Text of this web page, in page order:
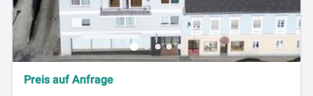
Preis auf Anfrage